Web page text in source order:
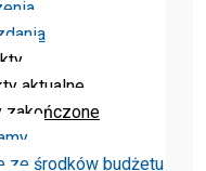
aktualne
zakończone
ze środków budżetu